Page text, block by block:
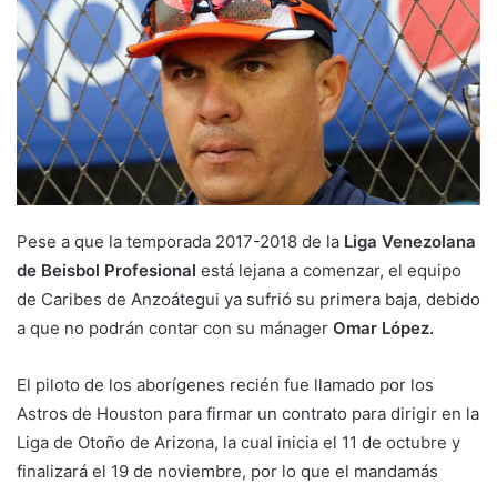
Pese a que la temporada 2017-2018 de la Liga Venezolana
de Beisbol Profesional está lejana a comenzar, el equipo
de Caribes de Anzoátegui ya sufrió su primera baja, debido
a que no podrán contar con su mánager Omar López.
El piloto de los aborígenes recién fue llamado por los
Astros de Houston para firmar un contrato para dirigir en la
Liga de Otoño de Arizona, la cual inicia el 11 de octubre y
finalizará el 19 de noviembre, por lo que el mandamás